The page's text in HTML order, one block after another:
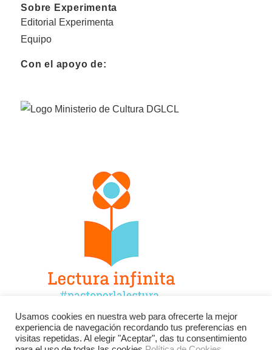
Sobre Experimenta
Editorial Experimenta
Equipo
Con el apoyo de:
Facebook Twitter
Instagram
Usamos cookies en nuestra web para ofrecerte la mejor
experiencia de navegación recordando tus preferencias en
visitas repetidas. Al elegir "Aceptar", das tu consentimiento